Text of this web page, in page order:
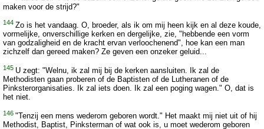
maken voor de strijd?"
144 Zo is het vandaag. O, broeder, als ik om mij heen kijk en al deze koude,
vormelijke, onverschillige kerken en dergelijke, zie, "hebbende een vorm
van godzaligheid en de kracht ervan verloochenend", hoe kan een man
zichzelf dan gereed maken? Ze geven een onzeker geluid...
145 U zegt: "Welnu, ik zal mij bij de kerken aansluiten. Ik zal de
Methodisten gaan proberen of de Baptisten of de Lutheranen of de
Pinksterorganisaties. Ik zal iets doen. Ik zal een poging wagen." O, dat is
het niet.
146 "Tenzij een mens wederom geboren wordt." Het maakt mij niet uit of hij
Methodist, Baptist, Pinksterman of wat ook is, u moet wederom geboren